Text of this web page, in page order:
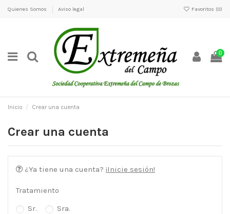
Quienes Somos Aviso legal Favoritos (0)
0
Inicio Crear una cuenta
Crear una cuenta
¿Ya tiene una cuenta? ¡Inicie sesión!
Tratamiento
Sr.
Sra.